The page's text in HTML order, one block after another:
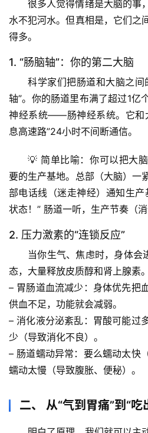
很多人觉得情绪是大脑的事
水不犯河水。但真相是，它们之
得多。
1. “肠脑轴”：你的第二大脑
科学家们把肠道和大脑之间
轴”。你的肠道里布满了超过1亿
神经系统——肠神经系统。它和
息高速路”24小时不间断通信。
💡 简单比喻：你可以把大
要的生产基地。总部（大脑）一
部电话线（迷走神经）通知生
状态！” 肠道一听，生产节奏（
2. 压力激素的“连锁反应”
当你生气、焦虑时，身体会
态，大量释放皮质醇和肾上腺素
– 胃肠道血流减少 ：身体优先把
供血不足，功能就会减弱。
– 消化液分泌紊乱 ：胃酸可能过
少（导致消化不良）。
– 肠道蠕动异常 ：要么蠕动太快
蠕动太慢（导致腹胀、便秘）。
二、 从“气到胃痛”到“